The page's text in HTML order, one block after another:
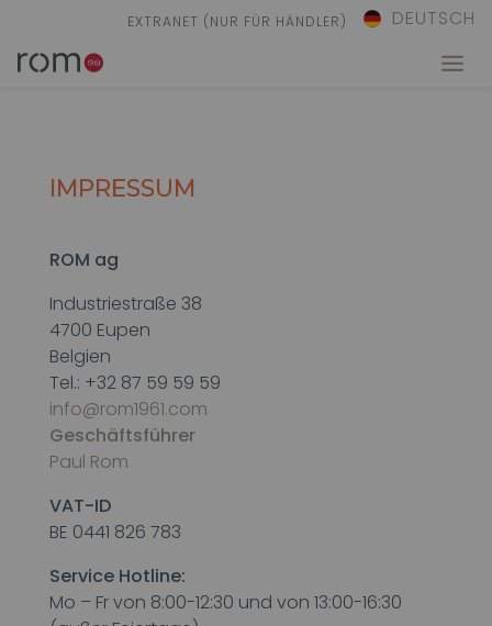
EXTRANET (NUR FÜR HÄNDLER) DEUTSCH
IMPRESSUM
ROM ag
Industriestraße 38
4700 Eupen
Belgien
Tel.: +32 87 59 59 59
info@rom1961.com
Geschäftsführer
Paul Rom
VAT-ID
BE 0441 826 783
Service Hotline:
Mo – Fr von 8:00-12:30 und von 13:00-16:30